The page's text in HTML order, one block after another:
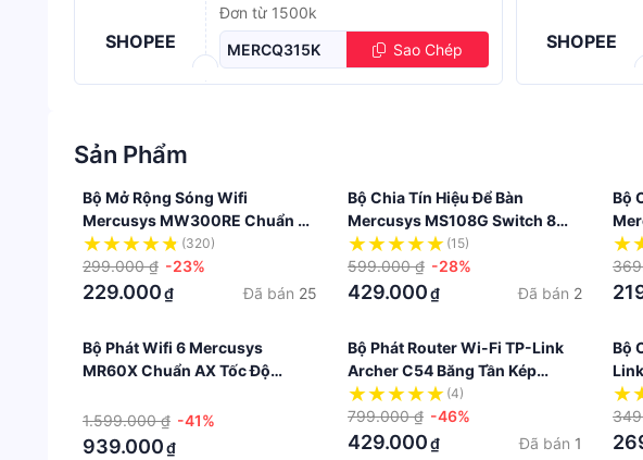
SHOPEE
Đơn từ 1500k
MERCQ315K
Sao Chép SHOPEE
Sản Phẩm
Bộ Mở Rộng Sóng Wifi
Mercusys MW300RE Chuẩn N
300Mbps
(320)
299.000 ₫ -23%
229.000₫ Đã bán 25
Bộ Chia Tín Hiệu Để Bàn
Mercusys MS108G Switch 8
Cổng Gigabit
10/100/1000Mbps
(15)
599.000 ₫ -28%
429.000₫ Đã bán 2
Bộ
Độ
Bộ Phát Wifi 6 Mercusys
MR60X Chuẩn AX Tốc Độ
1.599.000 ₫ -41%
939.000₫
Bộ Phát Router Wi-Fi TP-Link
Archer C54 Băng Tần Kép
Chuẩn AC 1200Mbps
(4)
799.000 ₫ -46%
429.000₫ Đã bán 1
Bộ